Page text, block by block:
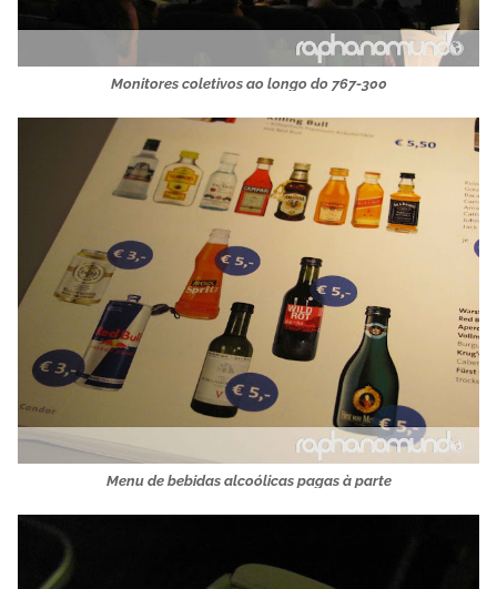
Monitores coletivos ao longo do 767-300
Menu de bebidas alcoólicas pagas à parte